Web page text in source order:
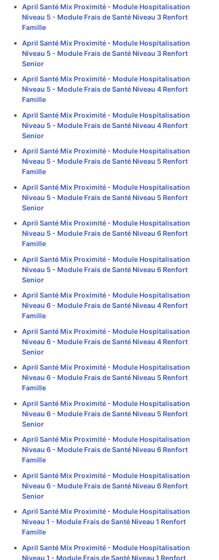
April Santé Mix Proximité - Module Hospitalisation
Niveau 5 - Module Frais de Santé Niveau 3 Renfort
Famille
April Santé Mix Proximité - Module Hospitalisation
Niveau 5 - Module Frais de Santé Niveau 3 Renfort
Senior
April Santé Mix Proximité - Module Hospitalisation
Niveau 5 - Module Frais de Santé Niveau 4 Renfort
Famille
April Santé Mix Proximité - Module Hospitalisation
Niveau 5 - Module Frais de Santé Niveau 4 Renfort
Senior
April Santé Mix Proximité - Module Hospitalisation
Niveau 5 - Module Frais de Santé Niveau 5 Renfort
Famille
April Santé Mix Proximité - Module Hospitalisation
Niveau 5 - Module Frais de Santé Niveau 5 Renfort
Senior
April Santé Mix Proximité - Module Hospitalisation
Niveau 5 - Module Frais de Santé Niveau 6 Renfort
Famille
April Santé Mix Proximité - Module Hospitalisation
Niveau 5 - Module Frais de Santé Niveau 6 Renfort
Senior
April Santé Mix Proximité - Module Hospitalisation
Niveau 6 - Module Frais de Santé Niveau 4 Renfort
Famille
April Santé Mix Proximité - Module Hospitalisation
Niveau 6 - Module Frais de Santé Niveau 4 Renfort
Senior
April Santé Mix Proximité - Module Hospitalisation
Niveau 6 - Module Frais de Santé Niveau 5 Renfort
Famille
April Santé Mix Proximité - Module Hospitalisation
Niveau 6 - Module Frais de Santé Niveau 5 Renfort
Senior
April Santé Mix Proximité - Module Hospitalisation
Niveau 6 - Module Frais de Santé Niveau 6 Renfort
Famille
April Santé Mix Proximité - Module Hospitalisation
Niveau 6 - Module Frais de Santé Niveau 6 Renfort
Senior
April Santé Mix Proximité - Module Hospitalisation
Niveau 1 - Module Frais de Santé Niveau 1 Renfort
Famille
April Santé Mix Proximité - Module Hospitalisation
Niveau 1 - Module Frais de Santé Niveau 1 Renfort